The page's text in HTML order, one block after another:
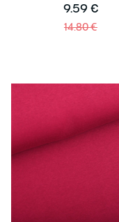
9.59 €
14.80 €